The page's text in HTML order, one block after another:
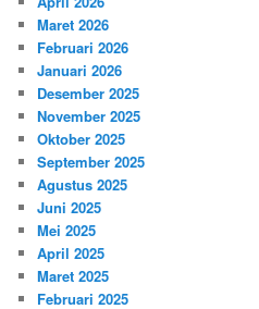
Maret 2026
Februari 2026
Januari 2026
Desember 2025
November 2025
Oktober 2025
September 2025
Agustus 2025
Juni 2025
Mei 2025
April 2025
Maret 2025
Februari 2025